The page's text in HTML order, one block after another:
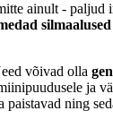
ainult - paljud
silmaalused
võivad olla
ja
paistavad ning